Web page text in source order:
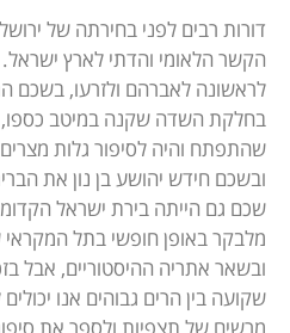
דורות רבים לפני בחירתה של
הקשר הלאומי והדתי לארץ
לראשונה לאברהם ולזרעו, בשכם
בחלקת השדה שקנה במיטב כספו,
שהתפתח והיה לסיפור גלות
ובשכם חידש יהושע בן נון את
שכם גם הייתה בירת ישראל
מלבקר באופן חופשי בתל
ובשאר אתריה ההיסטוריים, אבל
שקועה בין הרים גבוהים אנו
מרשים של תצפיות ולספר את